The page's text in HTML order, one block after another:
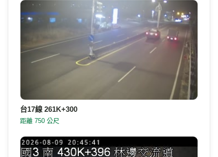
台17線 261K+300
距離 750 公尺